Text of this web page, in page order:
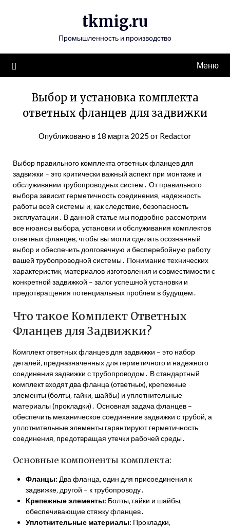
tkmig.ru
Промышленность и производство
Меню
Выбор и установка комплекта
ответных фланцев для задвижки
Опубликовано в 18 марта 2025 от Redactor
Выбор правильного комплекта ответных фланцев для
задвижки – это критически важный аспект при монтаже и
обслуживании трубопроводных систем․ От правильного
выбора зависит герметичность соединения‚ надежность
работы всей системы и‚ как следствие‚ безопасность
эксплуатации․ В данной статье мы подробно рассмотрим
все нюансы выбора‚ установки и обслуживания комплектов
ответных фланцев‚ чтобы вы могли сделать осознанный
выбор и обеспечить долговечную и бесперебойную работу
вашей трубопроводной системы․ Понимание технических
характеристик‚ материалов изготовления и совместимости с
конкретной задвижкой – залог успешной установки и
предотвращения потенциальных проблем в будущем․
Что такое Комплект Ответных
Фланцев для Задвижки?
Комплект ответных фланцев для задвижки – это набор
деталей‚ предназначенных для герметичного и надежного
соединения задвижки с трубопроводом․ В стандартный
комплект входят два фланца (ответных)‚ крепежные
элементы (болты‚ гайки‚ шайбы) и уплотнительные
материалы (прокладки)․ Основная задача фланцев –
обеспечить механическое соединение задвижки с трубой‚ а
уплотнительные элементы гарантируют герметичность
соединения‚ предотвращая утечки рабочей среды․
Основные компоненты комплекта:
Фланцы: Два фланца‚ один для присоединения к
задвижке‚ другой – к трубопроводу․
Крепежные элементы: Болты‚ гайки и шайбы‚
обеспечивающие стяжку фланцев․
Уплотнительные материалы: Прокладки‚